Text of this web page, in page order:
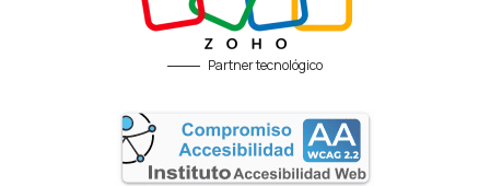
Partner tecnológico